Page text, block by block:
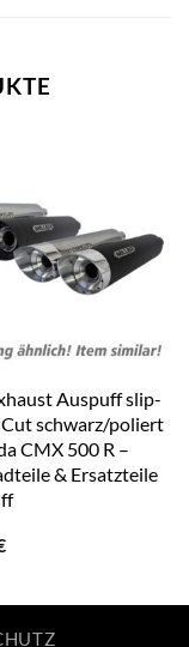
Auspuff slip-
schwarz/poliert
CMX 500 R –
& Ersatzteile